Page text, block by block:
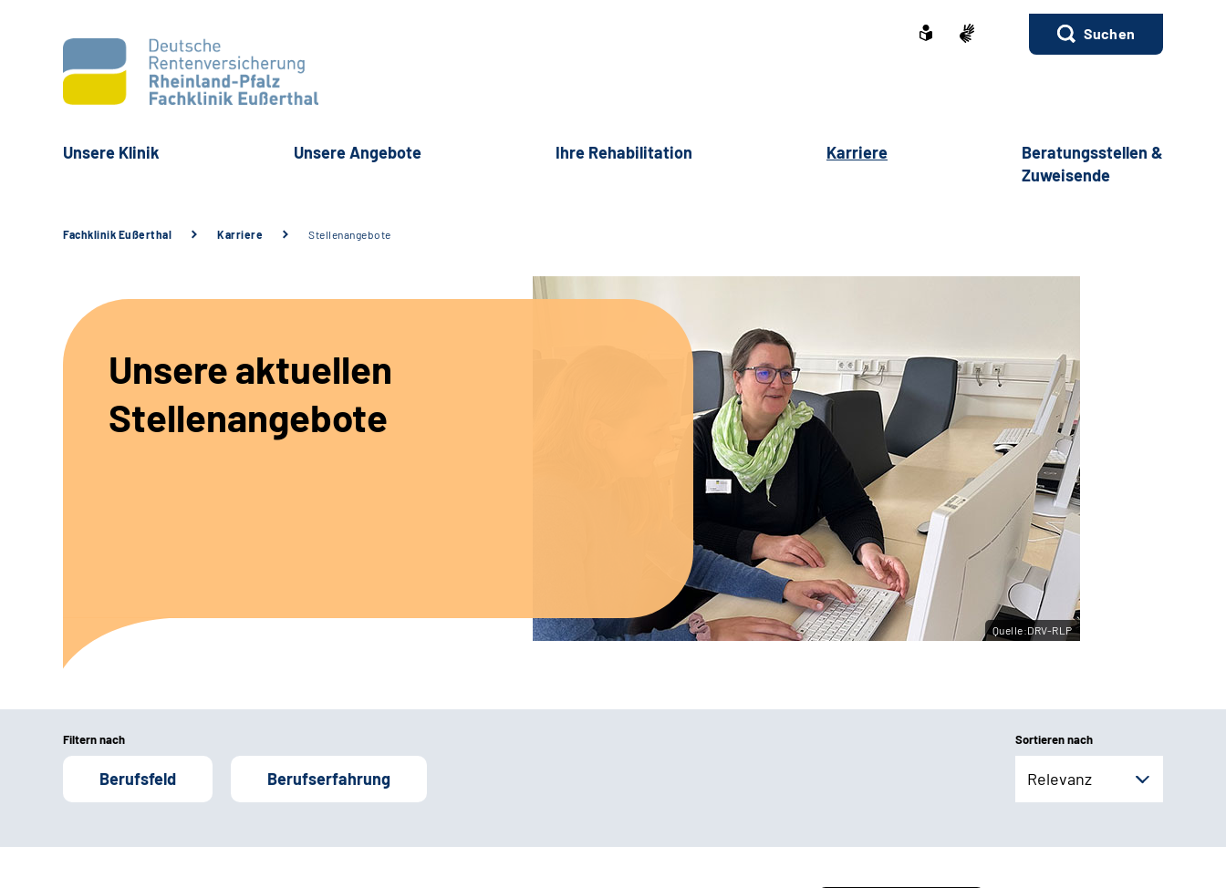
Suchen
Unsere Klinik Unsere Angebote Ihre Rehabilitation Karriere
Beratungsstellen &
Zuweisende
Fachklinik Eußerthal Karriere Stellenangebote
Unsere aktuellen
Stellenangebote
Quelle:DRV-RLP
Filtern nach
Berufsfeld Berufserfahrung
Sortieren nach
Relevanz